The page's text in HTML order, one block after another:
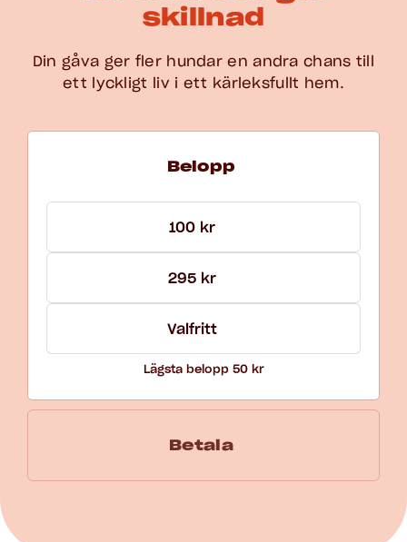
skillnad
Din gåva ger fler hundar en andra chans till
ett lyckligt liv i ett kärleksfullt hem.
Belopp
100 kr
295 kr
Lägsta belopp 50 kr
Betala